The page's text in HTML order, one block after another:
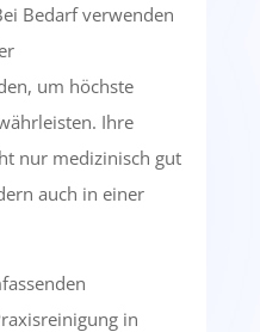
Bedarf verwenden
um höchste
Ihre
nur medizinisch gut
auch in einer
in